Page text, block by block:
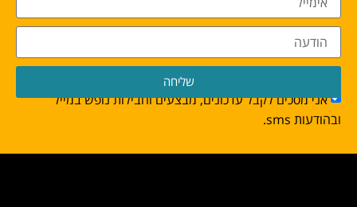
אני מסכים לקבל עדכונים, מבצעים וחבילות נופש במייל
ובהודעות sms.
שליחה